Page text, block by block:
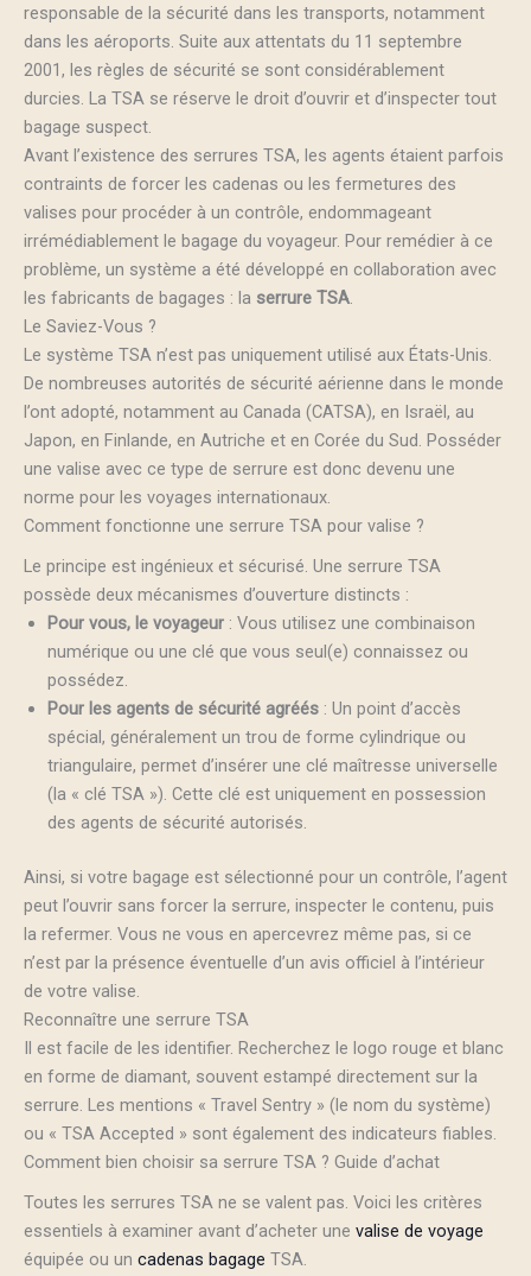
responsable de la sécurité dans les transports, notamment
dans les aéroports. Suite aux attentats du 11 septembre
2001, les règles de sécurité se sont considérablement
durcies. La TSA se réserve le droit d’ouvrir et d’inspecter tout
bagage suspect.
Avant l’existence des serrures TSA, les agents étaient parfois
contraints de forcer les cadenas ou les fermetures des
valises pour procéder à un contrôle, endommageant
irrémédiablement le bagage du voyageur. Pour remédier à ce
problème, un système a été développé en collaboration avec
les fabricants de bagages : la serrure TSA.
Le Saviez-Vous ?
Le système TSA n’est pas uniquement utilisé aux États-Unis.
De nombreuses autorités de sécurité aérienne dans le monde
l’ont adopté, notamment au Canada (CATSA), en Israël, au
Japon, en Finlande, en Autriche et en Corée du Sud. Posséder
une valise avec ce type de serrure est donc devenu une
norme pour les voyages internationaux.
Comment fonctionne une serrure TSA pour valise ?
Le principe est ingénieux et sécurisé. Une serrure TSA
possède deux mécanismes d’ouverture distincts :
Pour vous, le voyageur : Vous utilisez une combinaison
numérique ou une clé que vous seul(e) connaissez ou
possédez.
Pour les agents de sécurité agréés : Un point d’accès
spécial, généralement un trou de forme cylindrique ou
triangulaire, permet d’insérer une clé maîtresse universelle
(la « clé TSA »). Cette clé est uniquement en possession
des agents de sécurité autorisés.
Ainsi, si votre bagage est sélectionné pour un contrôle, l’agent
peut l’ouvrir sans forcer la serrure, inspecter le contenu, puis
la refermer. Vous ne vous en apercevrez même pas, si ce
n’est par la présence éventuelle d’un avis officiel à l’intérieur
de votre valise.
Reconnaître une serrure TSA
Il est facile de les identifier. Recherchez le logo rouge et blanc
en forme de diamant, souvent estampé directement sur la
serrure. Les mentions « Travel Sentry » (le nom du système)
ou « TSA Accepted » sont également des indicateurs fiables.
Comment bien choisir sa serrure TSA ? Guide d’achat
Toutes les serrures TSA ne se valent pas. Voici les critères
essentiels à examiner avant d’acheter une valise de voyage
équipée ou un cadenas bagage TSA.